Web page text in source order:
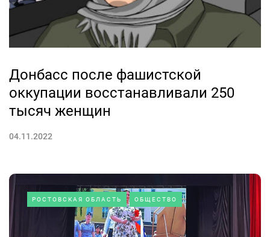
Донбасс после фашистской
оккупации восстанавливали 250
тысяч женщин
04.11.2022
РОСТОВСКАЯ ОБЛАСТЬ ОБЩЕСТВО